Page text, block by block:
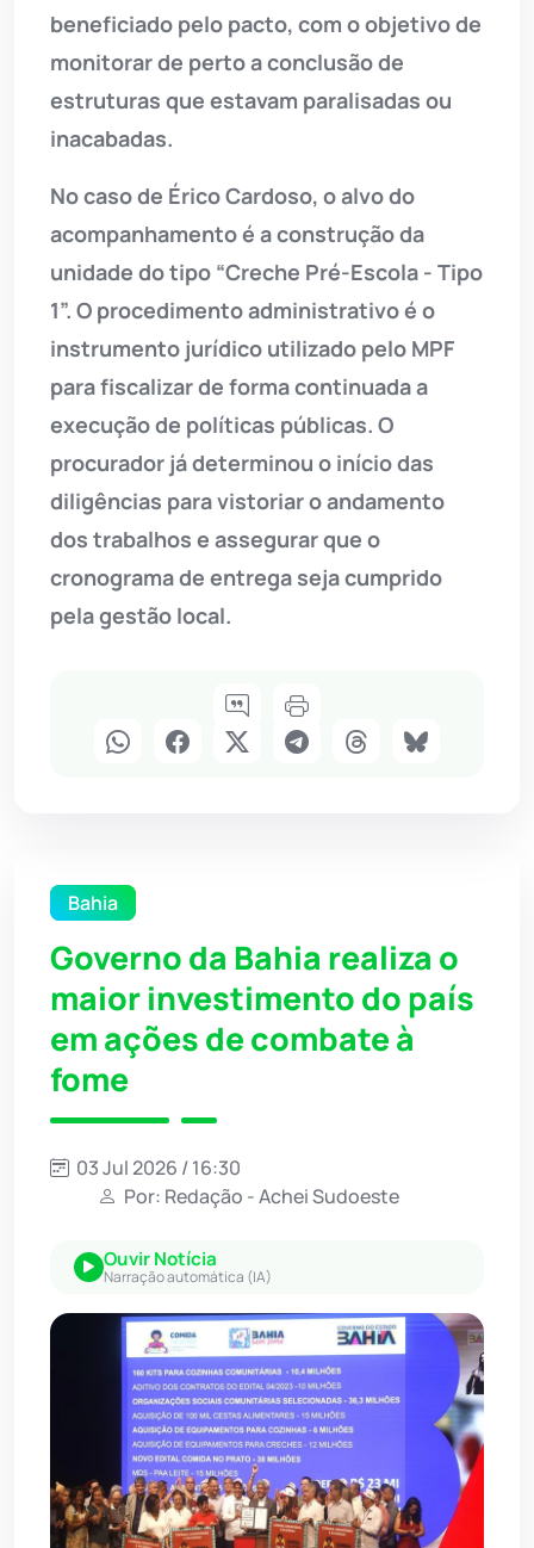
beneficiado pelo pacto, com o objetivo de
monitorar de perto a conclusão de
estruturas que estavam paralisadas ou
inacabadas.
No caso de Érico Cardoso, o alvo do
acompanhamento é a construção da
unidade do tipo “Creche Pré-Escola - Tipo
1”. O procedimento administrativo é o
instrumento jurídico utilizado pelo MPF
para fiscalizar de forma continuada a
execução de políticas públicas. O
procurador já determinou o início das
diligências para vistoriar o andamento
dos trabalhos e assegurar que o
cronograma de entrega seja cumprido
pela gestão local.
Bahia
Governo da Bahia realiza o
maior investimento do país
em ações de combate à
fome
03 Jul 2026 / 16:30
Por: Redação - Achei Sudoeste
Ouvir Notícia
Narração automática (IA)